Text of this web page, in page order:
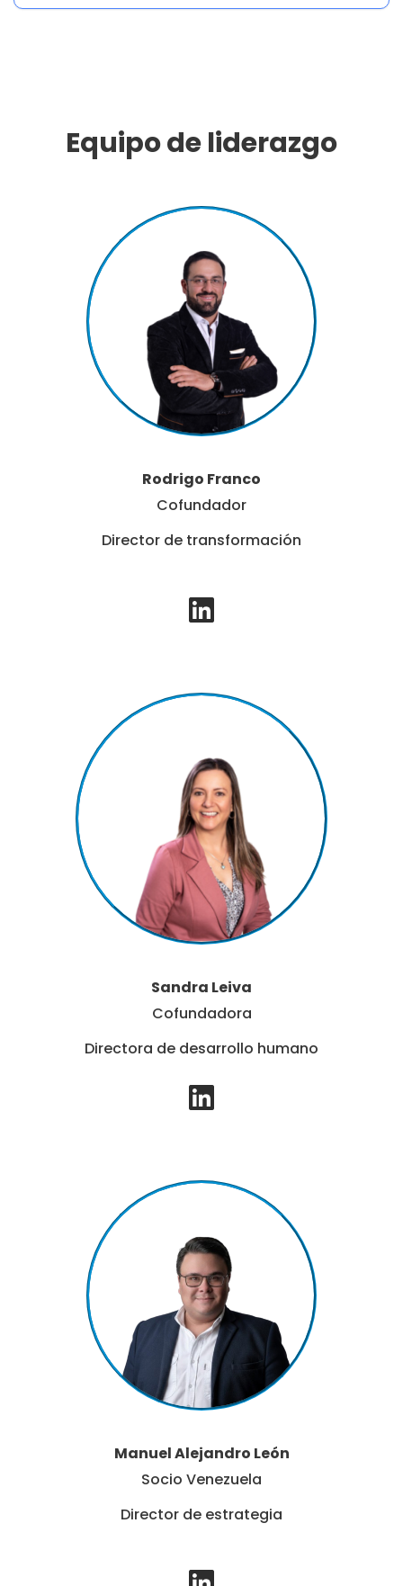
Equipo de liderazgo
Rodrigo Franco
Cofundador
Director de transformación
L
i
e
i
n
Sandra Leiva
Cofundadora
Directora de desarrollo humano​
L
i
e
d
i
n
Manuel Alejandro León
Socio Venezuela
Director de estrategia
L